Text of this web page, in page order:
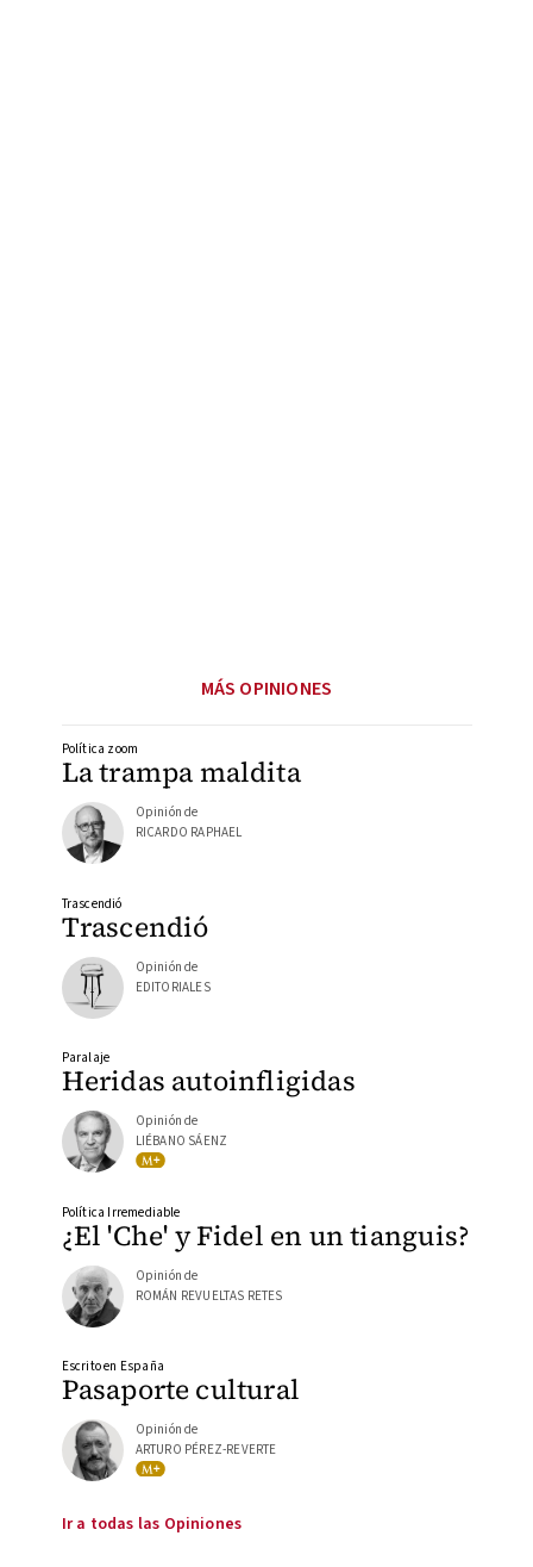
MÁS OPINIONES
La trampa maldita
Política zoom
Opinión de
RICARDO RAPHAEL
Trascendió
Trascendió
Opinión de
EDITORIALES
Heridas autoinfligidas
Paralaje
Opinión de
LIÉBANO SÁENZ
¿El 'Che' y Fidel en un tianguis?
Política Irremediable
Opinión de
ROMÁN REVUELTAS RETES
Pasaporte cultural
Escrito en España
Opinión de
ARTURO PÉREZ-REVERTE
Ir a todas las Opiniones